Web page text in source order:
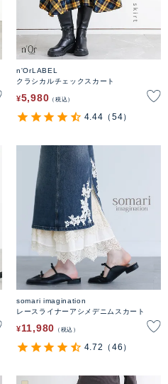
n'OrLABEL
クラシカルチェックスカート
¥5,980 税込
4.44 （54）
somari imagination
レースライナーアシメデニムスカート
¥11,980 税込
4.72 （46）